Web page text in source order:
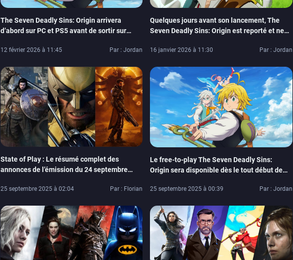
The Seven Deadly Sins: Origin arrivera
d’abord sur PC et PS5 avant de sortir sur
12 février 2026 à 11:45 Par : Jordan
Quelques jours avant son lancement, The
Seven Deadly Sins: Origin est reporté et ne
16 janvier 2026 à 11:30 Par : Jordan
State of Play : Le résumé complet des
annonces de l’émission du 24 septembre
25 septembre 2025 à 02:04 Par : Florian
Le free-to-play The Seven Deadly Sins:
Origin sera disponible dès le tout début de
25 septembre 2025 à 00:39 Par : Jordan